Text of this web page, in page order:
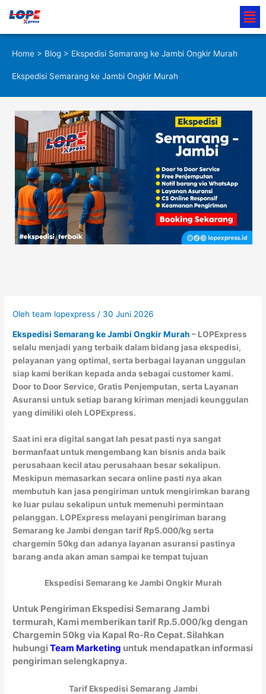
konten
Home > Blog > Ekspedisi Semarang ke Jambi Ongkir Murah
Ekspedisi Semarang ke Jambi Ongkir Murah
Olehteam lopexpress / 30 Juni 2026
Ekspedisi Semarang ke Jambi Ongkir Murah – LOPExpress
selalu menjadi yang terbaik dalam bidang jasa ekspedisi,
pelayanan yang optimal, serta berbagai layanan unggulan
siap kami berikan kepada anda sebagai customer kami.
Door to Door Service, Gratis Penjemputan, serta Layanan
Asuransi untuk setiap barang kiriman menjadi keunggulan
yang dimiliki oleh LOPExpress.
Saat ini era digital sangat lah pesat pasti nya sangat
bermanfaat untuk mengembang kan bisnis anda baik
perusahaan kecil atau perusahaan besar sekalipun.
Meskipun memasarkan secara online pasti nya akan
membutuh kan jasa pengiriman untuk mengirimkan barang
ke luar pulau sekalipun untuk memenuhi permintaan
pelanggan. LOPExpress melayani pengiriman barang
Semarang ke Jambi dengan tarif Rp5.000/kg serta
chargemin 50kg dan adanya layanan asuransi pastinya
barang anda akan aman sampai ke tempat tujuan
Ekspedisi Semarang ke Jambi Ongkir Murah
Untuk Pengiriman Ekspedisi Semarang Jambi
termurah, Kami memberikan tarif Rp.5.000/kg dengan
Chargemin 50kg via Kapal Ro-Ro Cepat. Silahkan
hubungiTeam Marketing untuk mendapatkan informasi
pengiriman selengkapnya.
Tarif Ekspedisi Semarang Jambi